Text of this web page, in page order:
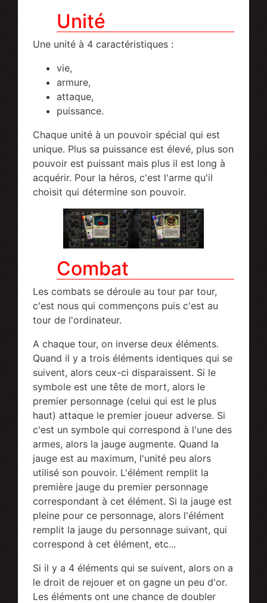
Unité
Une unité à 4 caractéristiques :
vie,
armure,
attaque,
puissance.
Chaque unité à un pouvoir spécial qui est
unique. Plus sa puissance est élevé, plus son
pouvoir est puissant mais plus il est long à
acquérir. Pour la héros, c'est l'arme qu'il
choisit qui détermine son pouvoir.
Combat
Les combats se déroule au tour par tour,
c'est nous qui commençons puis c'est au
tour de l'ordinateur.
A chaque tour, on inverse deux éléments.
Quand il y a trois éléments identiques qui se
suivent, alors ceux-ci disparaissent. Si le
symbole est une tête de mort, alors le
premier personnage (celui qui est le plus
haut) attaque le premier joueur adverse. Si
c'est un symbole qui correspond à l'une des
armes, alors la jauge augmente. Quand la
jauge est au maximum, l'unité peu alors
utilisé son pouvoir. L'élément remplit la
première jauge du premier personnage
correspondant à cet élément. Si la jauge est
pleine pour ce personnage, alors l'élément
remplit la jauge du personnage suivant, qui
correspond à cet élément, etc...
Si il y a 4 éléments qui se suivent, alors on a
le droit de rejouer et on gagne un peu d'or.
Les éléments ont une chance de doubler